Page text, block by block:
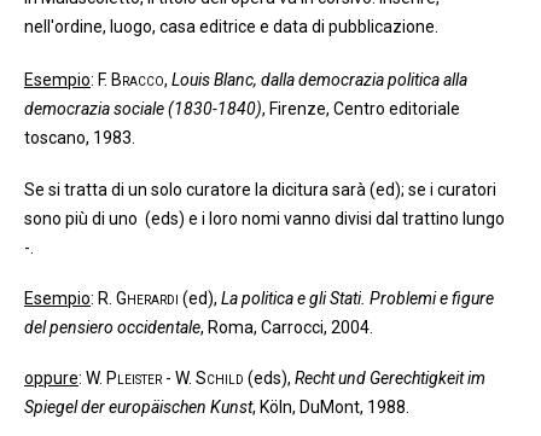
nell'ordine, luogo, casa editrice e data di pubblicazione.
Esempio: F. Bracco, Louis Blanc, dalla democrazia politica alla
democrazia sociale (1830-1840), Firenze, Centro editoriale
toscano, 1983.
Se si tratta di un solo curatore la dicitura sarà (ed); se i curatori
sono più di uno (eds) e i loro nomi vanno divisi dal trattino lungo
-.
Esempio: R. Gherardi (ed), La politica e gli Stati. Problemi e figure
del pensiero occidentale, Roma, Carrocci, 2004.
oppure: W. Pleister - W. Schild (eds), Recht und Gerechtigkeit im
Spiegel der europäischen Kunst, Köln, DuMont, 1988.